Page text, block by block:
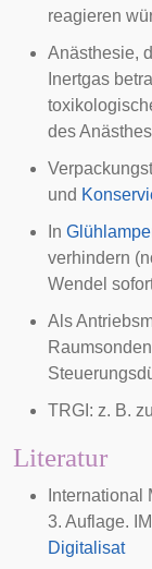
reagieren
Anästhesie,
Inertgas
des
und
In
verhindern
Wendel
Als
TRGI : z. B.
Literatur
International
3. Auflage.
Digitalisat